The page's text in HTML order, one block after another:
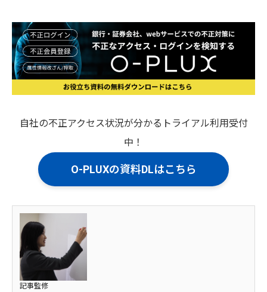
自社の不正アクセス状況が分かるトライアル利用受付
中！
O-PLUXの資料DLはこちら
記事監修